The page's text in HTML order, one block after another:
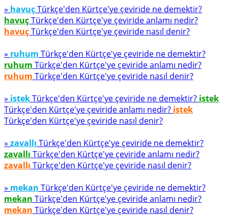
» havuçTürkçe'den Kürtçe'ye çeviride ne demektir?
havuçTürkçe'den Kürtçe'ye çeviride anlamı nedir?
havuçTürkçe'den Kürtçe'ye çeviride nasıl denir?
» ruhum Türkçe'den Kürtçe'ye çeviride ne demektir?
ruhum Türkçe'den Kürtçe'ye çeviride anlamı nedir?
ruhum Türkçe'den Kürtçe'ye çeviride nasıl denir?
» istekTürkçe'den Kürtçe'ye çeviride ne demektir? istek
Türkçe'den Kürtçe'ye çeviride anlamı nedir? istek
Türkçe'den Kürtçe'ye çeviride nasıl denir?
» zavallı Türkçe'den Kürtçe'ye çeviride ne demektir?
zavallı Türkçe'den Kürtçe'ye çeviride anlamı nedir?
zavallı Türkçe'den Kürtçe'ye çeviride nasıl denir?
» mekan Türkçe'den Kürtçe'ye çeviride ne demektir?
mekan Türkçe'den Kürtçe'ye çeviride anlamı nedir?
mekan Türkçe'den Kürtçe'ye çeviride nasıl denir?